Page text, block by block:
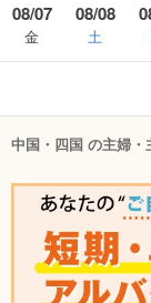
08/07
金
08/08
土
中国・四国 の主婦